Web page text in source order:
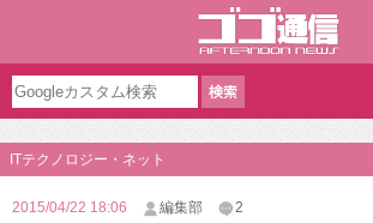
ITテクノロジー・ネット
2015/04/22 18:06 編集部 2